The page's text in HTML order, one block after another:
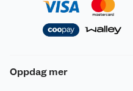
Oppdag mer